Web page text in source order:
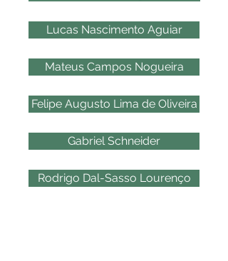
Lucas Nascimento Aguiar
Mateus Campos Nogueira
Felipe Augusto Lima de Oliveira
Gabriel Schneider
Rodrigo Dal-Sasso Lourenço